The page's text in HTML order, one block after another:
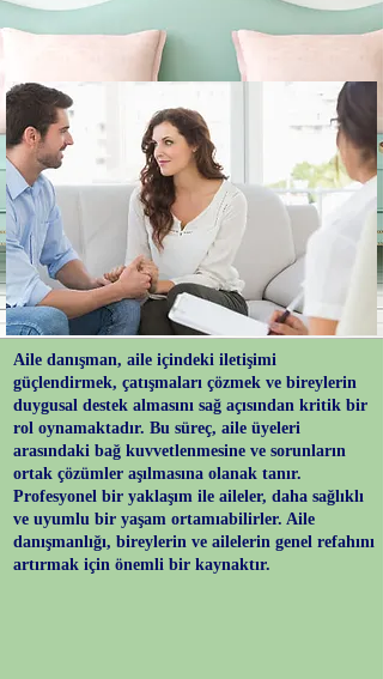
Aile danışman, aile içindeki iletişimi
güçlendirmek, çatışmaları çözmek ve bireylerin
duygusal destek almasını sağ açısından kritik bir
rol oynamaktadır. Bu süreç, aile üyeleri
arasındaki bağ kuvvetlenmesine ve sorunların
ortak çözümler aşılmasına olanak tanır.
Profesyonel bir yaklaşım ile aileler, daha sağlıklı
ve uyumlu bir yaşam ortamıabilirler. Aile
danışmanlığı, bireylerin ve ailelerin genel refahını
artırmak için önemli bir kaynaktır.